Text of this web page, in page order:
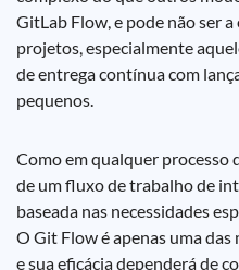
GitLab Flow, e pode não ser
projetos, especialmente
de entrega contínua com
pequenos.
Como em qualquer processo
de um fluxo de trabalho de
baseada nas necessidades
O Git Flow é apenas uma
e sua eficácia dependerá de